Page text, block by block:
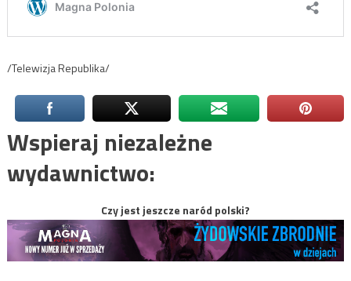
/Telewizja Republika/
Wspieraj niezależne
wydawnictwo:
Czy jest jeszcze naród polski?